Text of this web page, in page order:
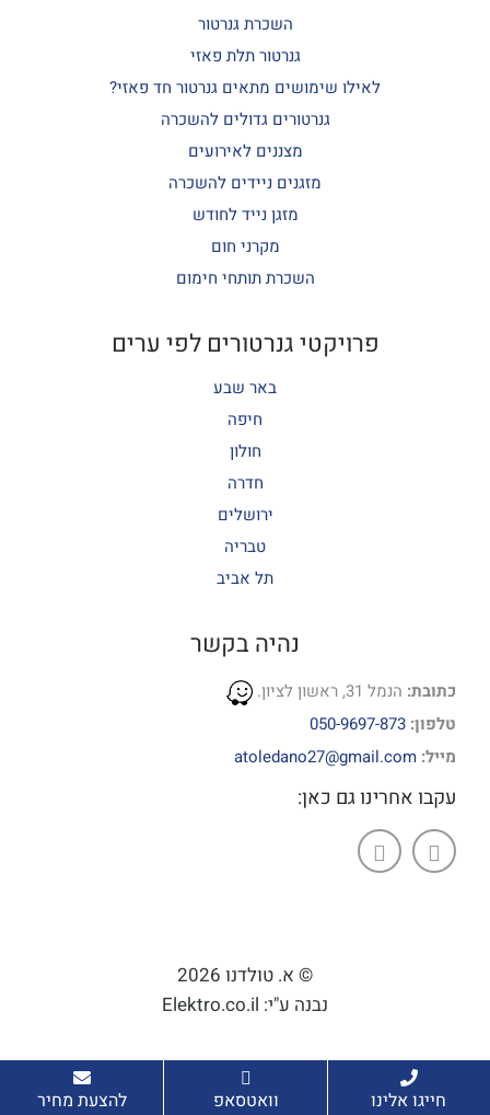
השכרת גנרטור
גנרטור תלת פאזי
לאילו שימושים מתאים גנרטור חד פאזי?
גנרטורים גדולים להשכרה
מצננים לאירועים
מזגנים ניידים להשכרה
מזגן נייד לחודש
מקרני חום
השכרת תותחי חימום
פרויקטי גנרטורים לפי ערים
באר שבע
חיפה
חולון
חדרה
ירושלים
טבריה
תל אביב
נהיה בקשר
כתובת: הנמל 31, ראשון לציון.
טלפון: 050-9697-873
מייל: atoledano27@gmail.com
עקבו אחרינו גם כאן:
© א. טולדנו 2026
נבנה ע"י: Elektro.co.il
חייגו אלינו וואטסאפ להצעת מחיר